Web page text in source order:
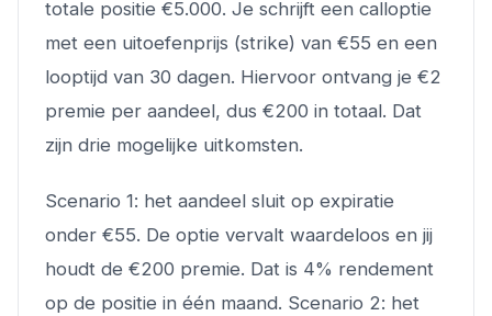
totale positie €5.000. Je schrijft een calloptie
met een uitoefenprijs (strike) van €55 en een
looptijd van 30 dagen. Hiervoor ontvang je €2
premie per aandeel, dus €200 in totaal. Dat
zijn drie mogelijke uitkomsten.
Scenario 1: het aandeel sluit op expiratie
onder €55. De optie vervalt waardeloos en jij
houdt de €200 premie. Dat is 4% rendement
op de positie in één maand. Scenario 2: het